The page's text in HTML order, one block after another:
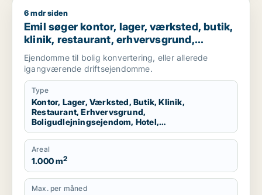
Emil søger kontor, lager, værksted, butik, klinik,
6 mdr siden
Emil søger kontor, lager, værksted, butik,
klinik, restaurant, erhvervsgrund,
boligudlejningsejendom, hotel,
produktionslokaler eller garage til salg i
Nordsjælland
Ejendomme til bolig konvertering, eller allerede
igangværende driftsejendomme.
Type
Kontor, Lager, Værksted, Butik, Klinik,
Restaurant, Erhvervsgrund,
Boligudlejningsejendom, Hotel,
Produktionslokaler, Garage
Areal
1.000 m2
Max. per måned